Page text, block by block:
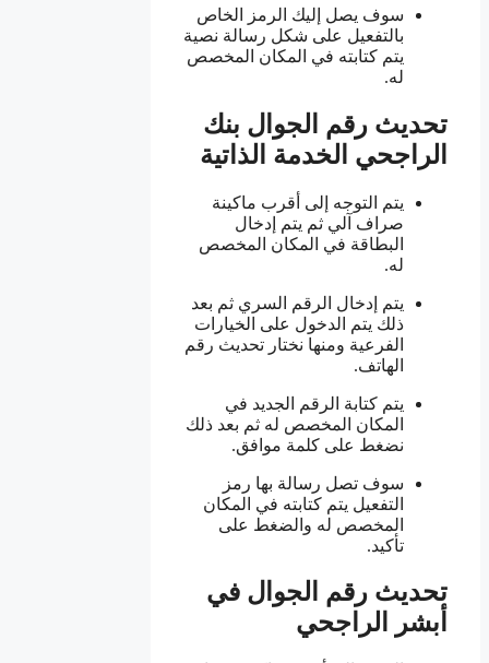
سوف يصل إليك الرمز الخاص
بالتفعيل على شكل رسالة نصية
يتم كتابته في المكان المخصص
له.
تحديث رقم الجوال بنك
الراجحي الخدمة الذاتية
يتم التوجه إلى أقرب ماكينة
صراف آلي ثم يتم إدخال
البطاقة في المكان المخصص
له.
يتم إدخال الرقم السري ثم بعد
ذلك يتم الدخول على الخيارات
الفرعية ومنها نختار تحديث رقم
الهاتف.
يتم كتابة الرقم الجديد في
المكان المخصص له ثم بعد ذلك
نضغط على كلمة موافق.
سوف تصل رسالة بها رمز
التفعيل يتم كتابته في المكان
المخصص له والضغط على
تأكيد.
تحديث رقم الجوال في
أبشر الراجحي